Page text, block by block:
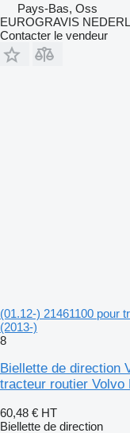
Pays-Bas, Oss
EUROGRAVIS
Contacter le vendeur
(01.12-) 21461100 pour
(2013-)
8
Biellette de direction
tracteur routier Volvo
60,48 € HT
Biellette de direction